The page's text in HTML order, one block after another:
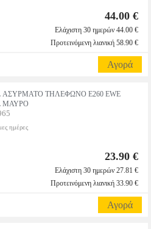
44.00 €
Ελάχιστη 30 ημερών 44.00 €
Προτεινόμενη λιανική 58.90 €
Αγορά
ΑΣΥΡΜΑΤΟ ΤΗΛΕΦΩΝΟ E260 EWE
ΜΑΥΡΟ
ημέρες
23.90 €
Ελάχιστη 30 ημερών 27.81 €
Προτεινόμενη λιανική 33.90 €
Αγορά